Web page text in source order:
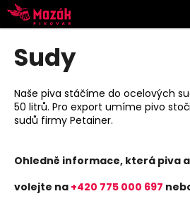
Přejít
na
obsah
Sudy
Naše piva stáčíme do ocelových
50 litrů. Pro export umíme pivo
sudů firmy Petainer.
Ohledně informace, která piva
volejte na +420 775 000 697
K
o
o
p
t
ř
e